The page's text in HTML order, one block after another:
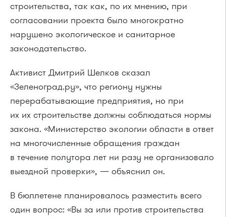
строительства, так как, по их мнению, при
согласовании проекта было многократно
нарушено экологическое и санитарное
законодательство.
Активист Дмитрий Шелков сказал
«Зеленоград.ру», что региону нужны
перерабатывающие предприятия, но при
их их строительстве должны соблюдаться нормы
закона. «Министерство экологии области в ответ
на многочисленные обращения граждан
в течение полутора лет ни разу не организовало
выездной проверки», — объяснил он.
В бюллетене планировалось разместить всего
один вопрос: «Вы за или против строительства